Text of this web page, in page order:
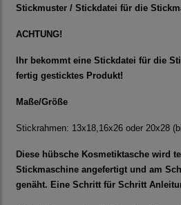
Stickmuster / Stickdatei für die
ACHTUNG!
Ihr bekommt eine Stickdatei für die
fertig gesticktes Produkt!
Maße/Größe
Stickrahmen: 13x18,16x26 oder 20x28
Diese hübsche Kosmetiktasche wird
Stickmaschine angefertigt und am
genäht. Eine Schritt für Schritt